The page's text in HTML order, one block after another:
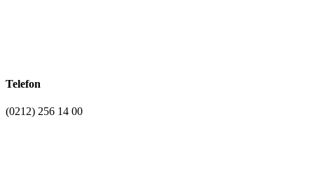
Telefon
(0212) 256 14 00